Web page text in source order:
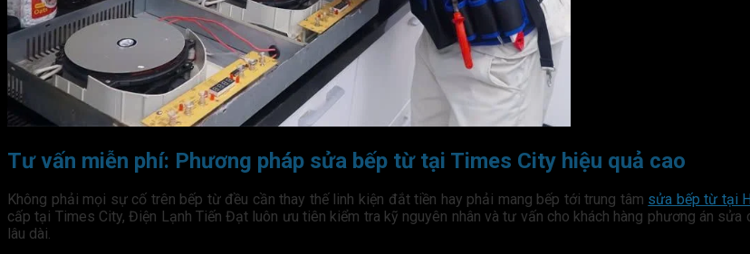
Tư vấn miễn phí: Phương pháp sửa bếp từ tại Times City hiệu quả cao
Không phải mọi sự cố trên bếp từ đều cần thay thế linh kiện đắt tiền hay phải mang bếp tới trung tâm sửa bếp từ tại
cấp tại Times City, Điện Lạnh Tiến Đạt luôn ưu tiên kiểm tra kỹ nguyên nhân và tư vấn cho khách hàng phương án
lâu dài.